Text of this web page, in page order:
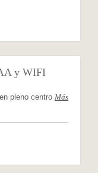
y WIFI
pleno centro Más